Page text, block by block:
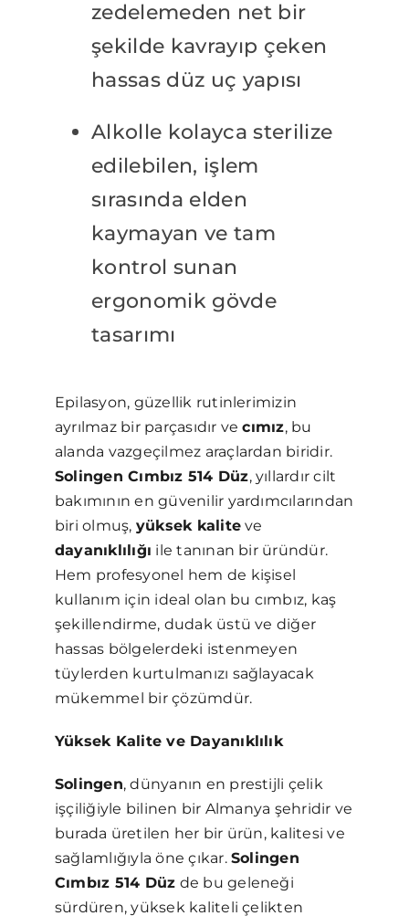
zedelemeden net bir
şekilde kavrayıp çeken
hassas düz uç yapısı
Alkolle kolayca sterilize
edilebilen, işlem
sırasında elden
kaymayan ve tam
kontrol sunan
ergonomik gövde
tasarımı
Epilasyon, güzellik rutinlerimizin
ayrılmaz bir parçasıdır vecımız, bu
alanda vazgeçilmez araçlardan biridir.
Solingen Cımbız 514 Düz, yıllardır cilt
bakımının en güvenilir yardımcılarından
biri olmuş, yüksek kalite ve
dayanıklılığı ile tanınan bir üründür.
Hem profesyonel hem de kişisel
kullanım için ideal olan bu cımbız, kaş
şekillendirme, dudak üstü ve diğer
hassas bölgelerdeki istenmeyen
tüylerden kurtulmanızı sağlayacak
mükemmel bir çözümdür.
Yüksek Kalite ve Dayanıklılık
Solingen, dünyanın en prestijli çelik
işçiliğiyle bilinen bir Almanya şehridir ve
burada üretilen her bir ürün, kalitesi ve
sağlamlığıyla öne çıkar. Solingen
Cımbız 514 Düz de bu geleneği
sürdüren, yüksek kaliteli çelikten